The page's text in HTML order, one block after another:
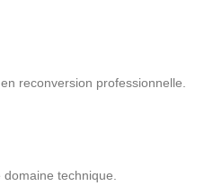
reconversion professionnelle.
technique.